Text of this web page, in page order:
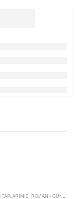
ROMAN - GÜNÜMÜZ